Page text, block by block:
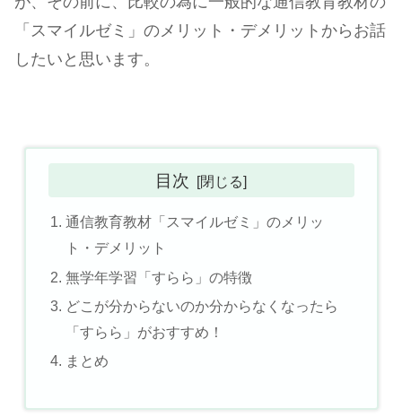
「スマイルゼミ」のメリット・デメリットからお話
したいと思います。
目次
通信教育教材「スマイルゼミ」のメリッ
ト・デメリット
無学年学習「すらら」の特徴
どこが分からないのか分からなくなったら
「すらら」がおすすめ！
まとめ